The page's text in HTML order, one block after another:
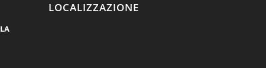
LOCALIZZAZIONE